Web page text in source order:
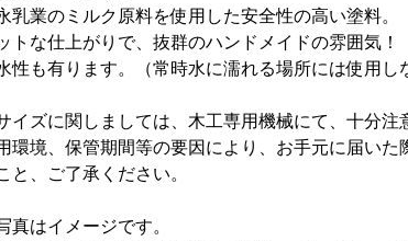
乳業のミルク原料を使用した安全性の高い塗料。
トな仕上がりで、抜群のハンドメイドの雰囲気！
性も有ります。（常時水に濡れる場所には使用し
イズに関しましては、木工専用機械にて、十分
環境、保管期間等の要因により、お手元に届い
と、ご了承ください。
真はイメージです。